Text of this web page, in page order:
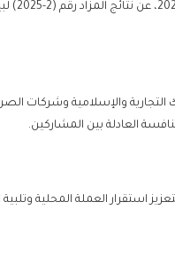
أعلن
التجارية والإسلامية وشركات
العادلة بين المشاركين.
استقرار العملة المحلية